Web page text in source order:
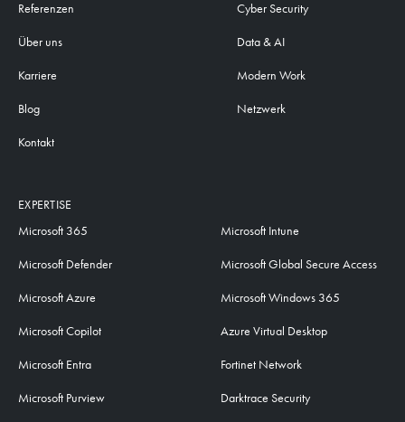
Referenzen
Über uns
Karriere
Blog
Kontakt
Cyber Security
Data & AI
Modern Work
Netzwerk
EXPERTISE
Microsoft 365
Microsoft Defender
Microsoft Azure
Microsoft Copilot
Microsoft Entra
Microsoft Purview
Microsoft Intune
Microsoft Global Secure Access
Microsoft Windows 365
Azure Virtual Desktop
Fortinet Network
Darktrace Security